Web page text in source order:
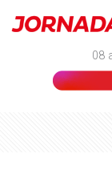
08